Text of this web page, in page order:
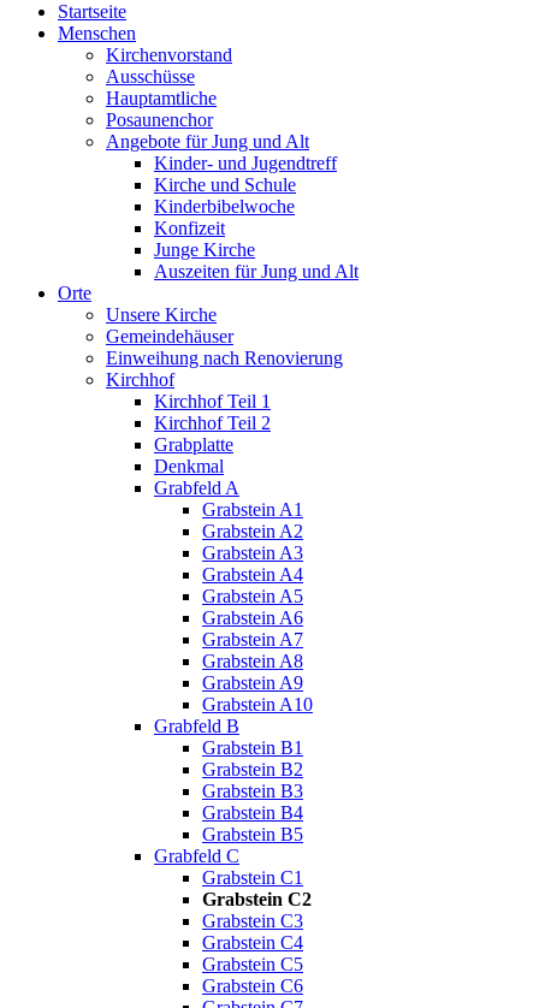
Startseite
Menschen
Kirchenvorstand
Ausschüsse
Hauptamtliche
Posaunenchor
Angebote für Jung und Alt
Kinder- und Jugendtreff
Kirche und Schule
Kinderbibelwoche
Konfizeit
Junge Kirche
Auszeiten für Jung und Alt
Orte
Unsere Kirche
Gemeindehäuser
Einweihung nach Renovierung
Kirchhof
Kirchhof Teil 1
Kirchhof Teil 2
Grabplatte
Denkmal
Grabfeld A
Grabstein A1
Grabstein A2
Grabstein A3
Grabstein A4
Grabstein A5
Grabstein A6
Grabstein A7
Grabstein A8
Grabstein A9
Grabstein A10
Grabfeld B
Grabstein B1
Grabstein B2
Grabstein B3
Grabstein B4
Grabstein B5
Grabfeld C
Grabstein C1
Grabstein C2
Grabstein C3
Grabstein C4
Grabstein C5
Grabstein C6